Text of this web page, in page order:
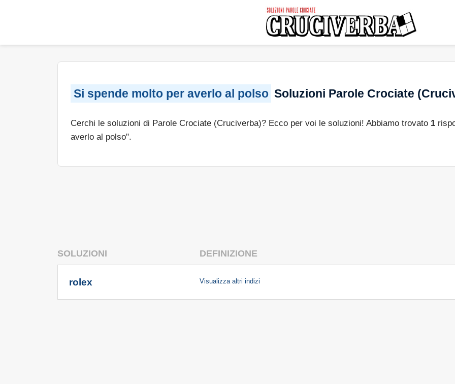
Si spende molto per averlo al polso Soluzioni Parole Crociate
Cerchi le soluzioni di Parole Crociate (Cruciverba)? Ecco per voi le soluzioni! Abbiamo trovato 1
averlo al polso".
SOLUZIONI DEFINIZIONE
rolex Visualizza altri indizi